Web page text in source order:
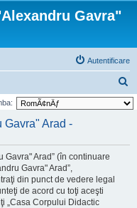
Gavra"
Autentificare
ă
Arad -
Arad” (în continuare
Gavra" Arad”,
din punct de vedere legal
de acord cu toţi aceşti
„Casa Corpului Didactic